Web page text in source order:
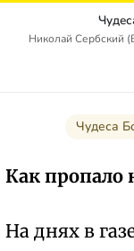
Николай Сербский
Чудеса
Как пропало
На днях в